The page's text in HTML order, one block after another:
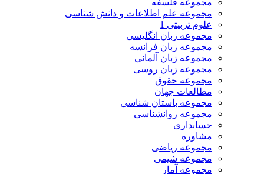
مجموعه فلسفه
مجموعه علم اطلاعات و دانش شناسی
علوم تربیتی 1
مجموعه زبان انگلیسی
مجموعه زبان فرانسه
مجموعه زبان آلمانی
مجموعه زبان روسی
مجموعه حقوق
مطالعات جهان
مجموعه باستان شناسی
مجموعه روانشناسی
حسابداری
مشاوره
مجموعه ریاضی
مجموعه شیمی
مجموعه آمار